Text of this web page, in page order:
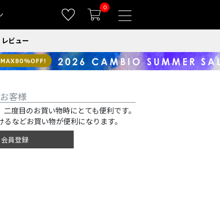
0
レビュー
客様
度目のお買い物時にとても便利です。
などお買い物が便利になります。
会員登録